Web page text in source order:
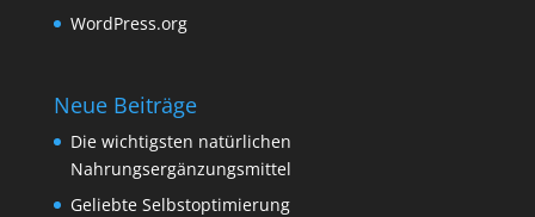
WordPress.org
Neue Beiträge
Die wichtigsten natürlichen
Nahrungsergänzungsmittel
Geliebte Selbstoptimierung